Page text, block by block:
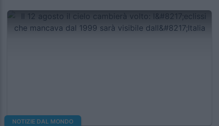
NOTIZIE DAL MONDO